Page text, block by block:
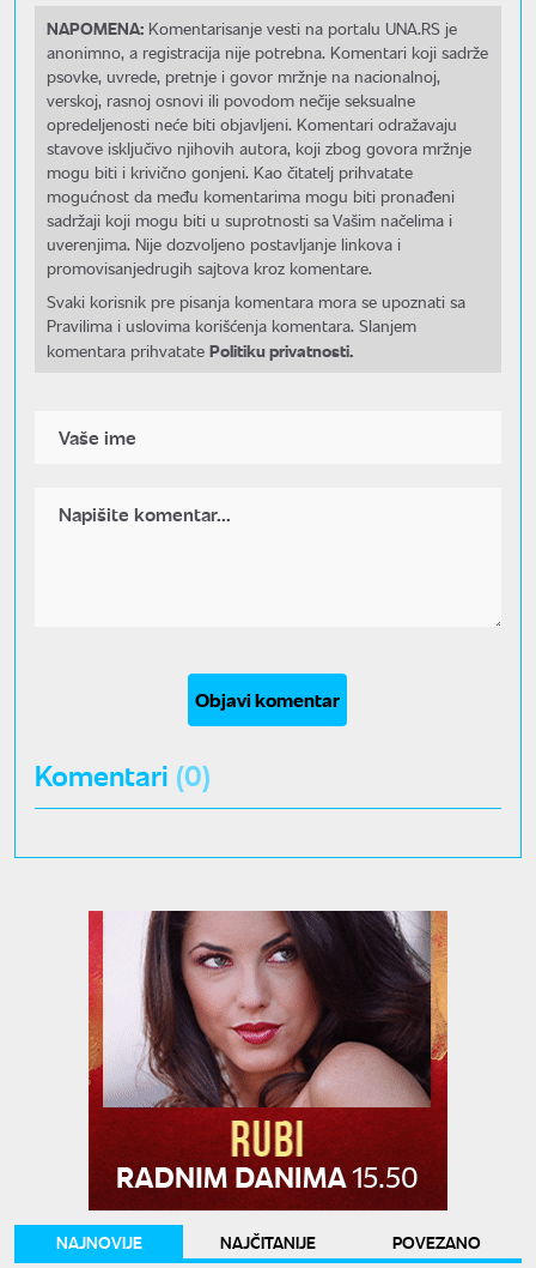
NAPOMENA: Komentarisanje vesti na portalu UNA.RS je
anonimno, a registracija nije potrebna. Komentari koji sadrže
psovke, uvrede, pretnje i govor mržnje na nacionalnoj,
verskoj, rasnoj osnovi ili povodom nečije seksualne
opredeljenosti neće biti objavljeni. Komentari odražavaju
stavove isključivo njihovih autora, koji zbog govora mržnje
mogu biti i krivično gonjeni. Kao čitatelj prihvatate
mogućnost da među komentarima mogu biti pronađeni
sadržaji koji mogu biti u suprotnosti sa Vašim načelima i
uverenjima. Nije dozvoljeno postavljanje linkova i
promovisanjedrugih sajtova kroz komentare.
Svaki korisnik pre pisanja komentara mora se upoznati sa
Pravilima i uslovima korišćenja komentara. Slanjem
komentara prihvatate Politiku privatnosti.
Objavi komentar
Komentari (0)
NAJNOVIJE NAJČITANIJE
POVEZANO